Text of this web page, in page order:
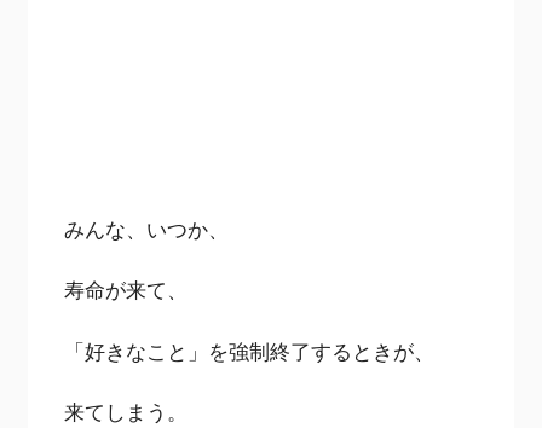
みんな、いつか、
寿命が来て、
「好きなこと」を強制終了するときが、
来てしまう。